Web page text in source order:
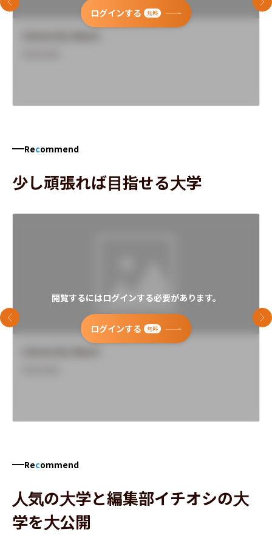
ログインする 無料
前のスライド 次
Recommend
少し頑張れば目指せる大学
閲覧するにはログインする必要があります。
ログインする 無料
前のスライド 次
Recommend
人気の大学と編集部イチオシの大
学を大公開